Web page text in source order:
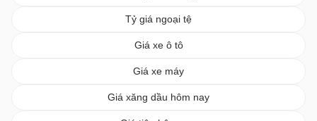
Tỷ giá ngoại tệ
Giá xe ô tô
Giá xe máy
Giá xăng dầu hôm nay